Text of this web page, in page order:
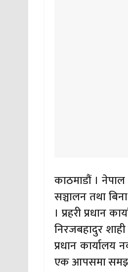
काठमाडौं । नेपाल
सञ्चालन तथा
। प्रहरी प्रधान
निरजबहादुर
प्रधान कार्यालय
एक आपसमा